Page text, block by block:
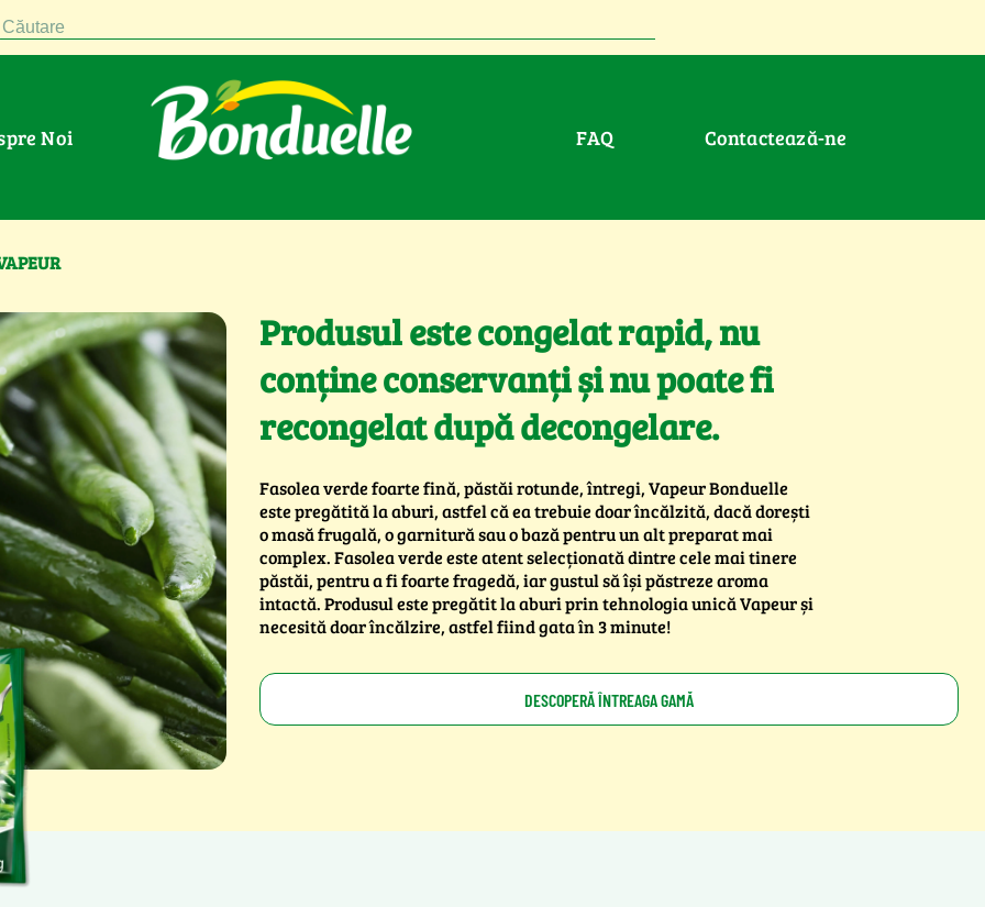
Căutare
Noi FAQ Contactează-ne
Produsul este congelat rapid, nu
conține conservanți și nu poate fi
recongelat după decongelare.
Fasolea verde foarte fină, păstăi rotunde, întregi, Vapeur Bonduelle
este pregătită la aburi, astfel că ea trebuie doar încălzită, dacă dorești
o masă frugală, o garnitură sau o bază pentru un alt preparat mai
complex. Fasolea verde este atent selecționată dintre cele mai tinere
păstăi, pentru a fi foarte fragedă, iar gustul să își păstreze aroma
intactă. Produsul este pregătit la aburi prin tehnologia unică Vapeur și
necesită doar încălzire, astfel fiind gata în 3 minute!
DESCOPERĂ ÎNTREAGA GAMĂ